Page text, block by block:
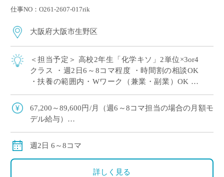
仕事NO：O261-2607-017rik
大阪府大阪市生野区
＜担当予定＞ 高校2年生「化学キソ」2単位×3or4
クラス ・週2日6～8コマ程度 ・時間割の相談OK
・扶養の範囲内・Wワーク（兼業・副業）OK ・
師で勤務いただける方を募集 […]
67,200～89,600円/月（週6～8コマ担当の場合の月額モ
デル給与）
※月の途中からご勤務開始の場合は、日割計算になり
週2日 6～8コマ
詳しく見る